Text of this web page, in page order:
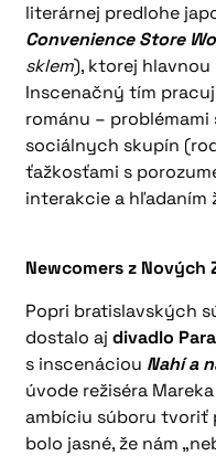
literárnej predlohe
Convenience Store
sklem), ktorej hlavnou
Inscenačný tím
románu –
sociálnych skupín
ťažkosťami s
interakcie a hľadaním
Newcomers z Nových
Popri bratislavských
dostalo ajdivadlo
s inscenáciou Nahí a
úvode režiséra
ambíciu súboru tvoriť
bolo jasné, že nám